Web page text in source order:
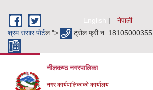
English
नेपाली
श्रम संसार पाेर्टल "> ट्रोल फ्री न. 18105000355
नीलकण्ठ नगरपालिका
नगर कार्यपालिकाको कार्यालय